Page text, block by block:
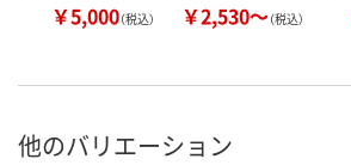
￥5,000（税込） ￥2,530～（税込）
他のバリエーション